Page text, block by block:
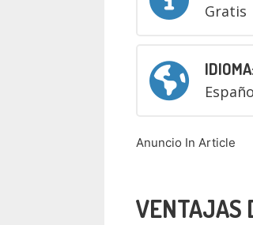
Gratis
Anuncio In Article
VENTAJAS